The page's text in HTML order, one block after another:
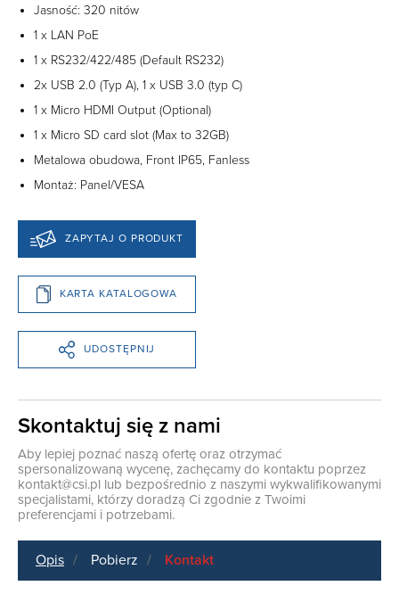
Jasność: 320 nitów
1 x LAN PoE
1 x RS232/422/485 (Default RS232)
2x USB 2.0 (Typ A), 1 x USB 3.0 (typ C)
1 x Micro HDMI Output (Optional)
1 x Micro SD card slot (Max to 32GB)
Metalowa obudowa, Front IP65, Fanless
Montaż: Panel/VESA
ZAPYTAJ O PRODUKT
KARTA KATALOGOWA
UDOSTĘPNIJ
Skontaktuj się z nami
Aby lepiej poznać naszą ofertę oraz otrzymać
spersonalizowaną wycenę, zachęcamy do kontaktu poprzez
kontakt@csi.pl lub bezpośrednio z naszymi wykwalifikowanymi
specjalistami, którzy doradzą Ci zgodnie z Twoimi
preferencjami i potrzebami.
Opis Pobierz Kontakt